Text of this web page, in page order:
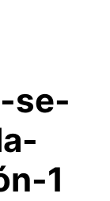
se-
1